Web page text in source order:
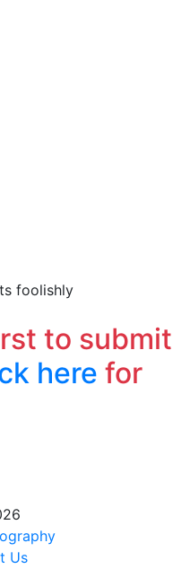
foolishly
to submit
here for
Us